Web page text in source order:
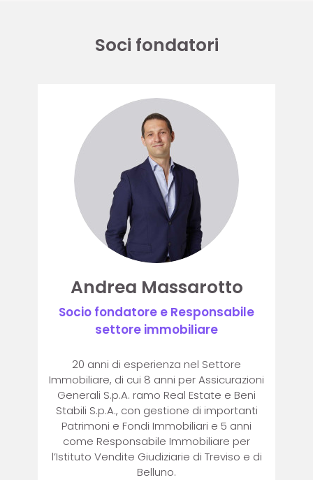
Soci fondatori
Andrea Massarotto
Socio fondatore e Responsabile
settore immobiliare
20 anni di esperienza nel Settore
Immobiliare, di cui 8 anni per Assicurazioni
Generali S.p.A. ramo Real Estate e Beni
Stabili S.p.A., con gestione di importanti
Patrimoni e Fondi Immobiliari e 5 anni
come Responsabile Immobiliare per
l’Istituto Vendite Giudiziarie di Treviso e di
Belluno.